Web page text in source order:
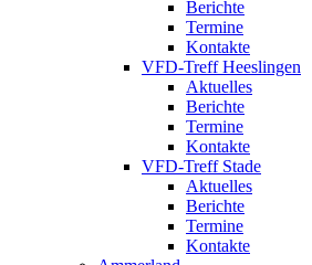
Berichte
Termine
Kontakte
VFD-Treff Heeslingen
Aktuelles
Berichte
Termine
Kontakte
VFD-Treff Stade
Aktuelles
Berichte
Termine
Kontakte